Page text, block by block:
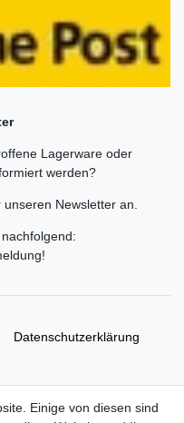
Lagerware oder
werden?
Newsletter an.
!
Daten­schutz­erklärung
Einige von diesen sind